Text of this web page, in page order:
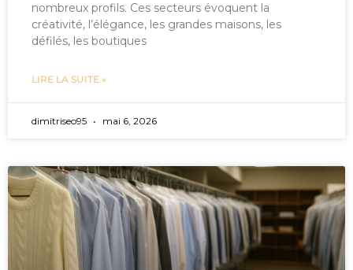
nombreux profils. Ces secteurs évoquent la
créativité, l’élégance, les grandes maisons, les
défilés, les boutiques
LIRE LA SUITE »
dimitriseo95 mai 6, 2026